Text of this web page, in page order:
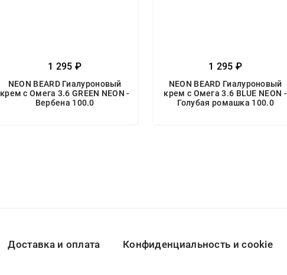
1 295 ₽
NEON BEARD Гиалуроновый
крем с Омега 3.6 GREEN NEON -
Вербена 100.0
1 295 ₽
NEON BEARD Гиалуроновый
крем с Омега 3.6 BLUE NEON -
Голубая ромашка 100.0
Доставка и оплата Конфиденциальность и cookie